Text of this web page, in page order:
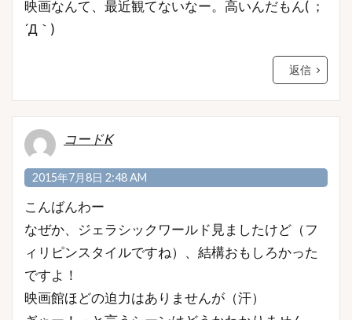
映画なんて、最近観てないなー。高いんだもん( ；
´Д｀)
返信
コードK
2015年7月8日 2:48 AM
こんばんわー
なぜか、ジェラシックワールド見ましたけど（フ
ィリピンスタイルですね）、結構おもしろかった
ですよ！
映画館ほどの迫力はありませんが（汗）